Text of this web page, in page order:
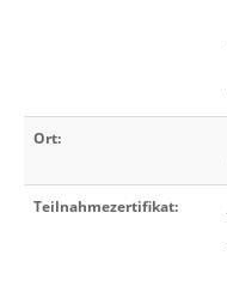
Ort:
Teilnahmezertifikat: